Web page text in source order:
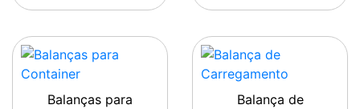
Balanças para
Balança de